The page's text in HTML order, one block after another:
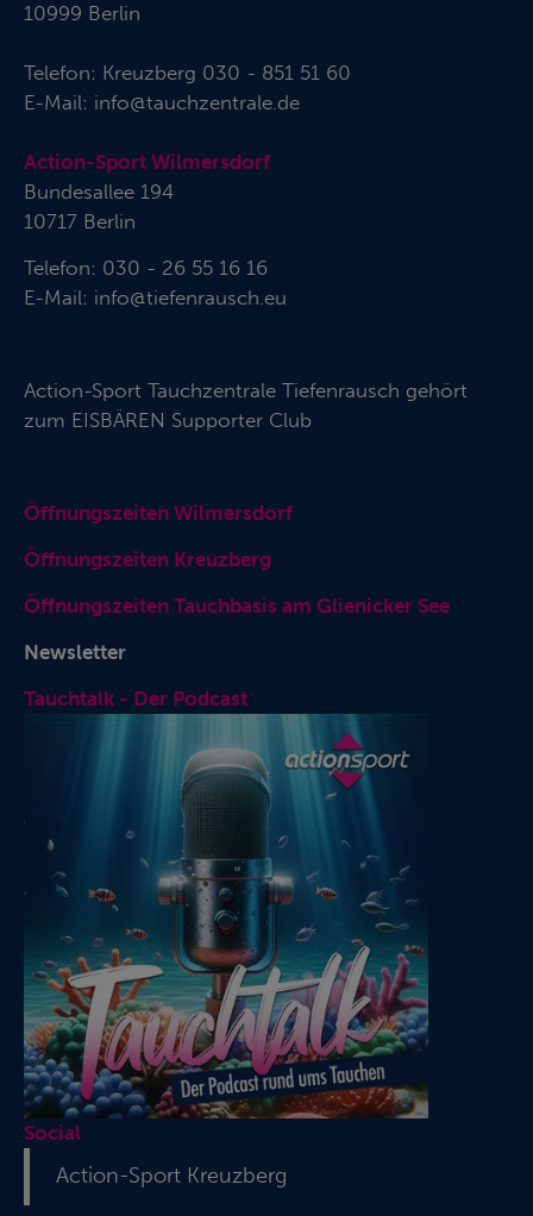
10999 Berlin
Telefon: Kreuzberg 030 - 851 51 60
E-Mail: info@tauchzentrale.de
Action-Sport Wilmersdorf
Bundesallee 194
10717 Berlin
Telefon: 030 - 26 55 16 16
E-Mail: info@tiefenrausch.eu
Action-Sport Tauchzentrale Tiefenrausch gehört
zum EISBÄREN Supporter Club
Öffnungszeiten Wilmersdorf
Öffnungszeiten Kreuzberg
Öffnungszeiten Tauchbasis am Glienicker See
Newsletter
Tauchtalk - Der Podcast
Social
Action-Sport Kreuzberg